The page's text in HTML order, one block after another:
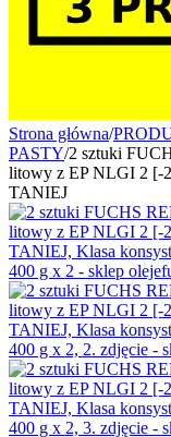
Strona główna/
PASTY/2 sztuki
litowy z EP NLGI 2 [-
TANIEJ